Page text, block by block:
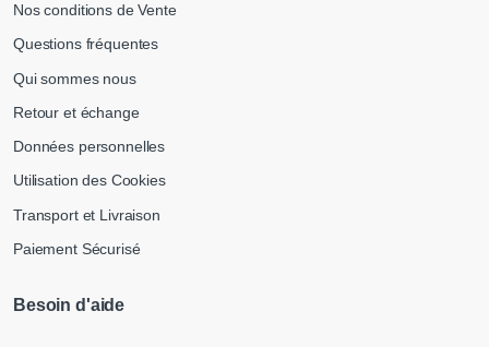
Nos conditions de Vente
Questions fréquentes
Qui sommes nous
Retour et échange
Données personnelles
Utilisation des Cookies
Transport et Livraison
Paiement Sécurisé
Besoin d'aide